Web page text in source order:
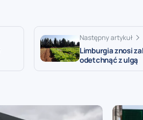
Następny artykuł
Limburgia znosi
odetchnąć z ulgą